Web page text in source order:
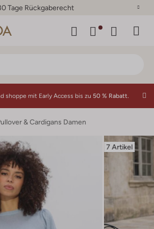
Tage Rückgaberecht
shoppe mit Early Access bis zu 50 % Rabatt.
& Cardigans Damen
7 Artikel